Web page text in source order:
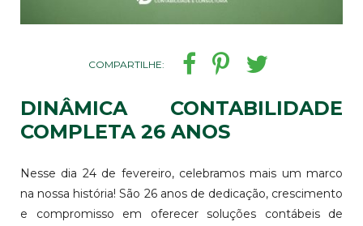
COMPARTILHE:
DINÂMICA CONTABILIDADE
COMPLETA 26 ANOS
Nesse dia 24 de fevereiro, celebramos mais um marco
na nossa história! São 26 anos de dedicação, crescimento
e compromisso em oferecer soluções contábeis de